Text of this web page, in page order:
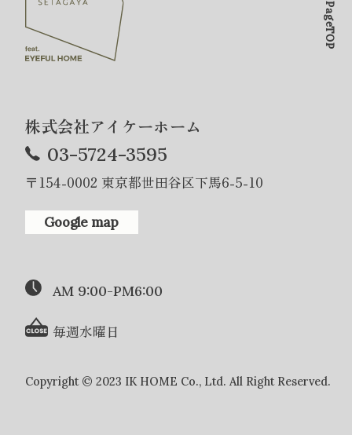
株式会社アイケーホーム
03-5724-3595
〒154-0002 東京都世田谷区下馬6-5-10
Google map
AM 9:00-PM6:00
毎週水曜日
Copyright © 2023 IK HOME Co., Ltd. All Right Reserved.
PageTOP